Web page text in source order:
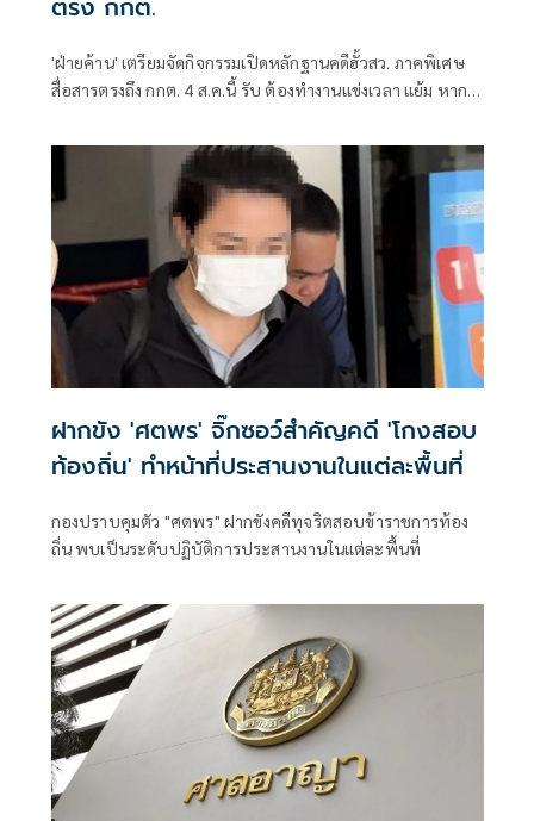
ตรง กกต.
'ฝ่ายค้าน' เตรียมจัดกิจกรรมเปิดหลักฐานคดีฮั้วสว. ภาคพิเศษ
สื่อสารตรงถึง กกต. 4 ส.ค.นี้ รับ ต้องทำงานแข่งเวลา แย้ม หาก
การปฏิบัติหน้าที่หรือไม่
ฝากขัง 'ศตพร' จิ๊กซอว์สำคัญคดี 'โกงสอบ
ท้องถิ่น' ทำหน้าที่ประสานงานในแต่ละพื้นที่
กองปราบคุมตัว "ศตพร" ฝากขังคดีทุจริตสอบข้าราชการท้อง
ถิ่น พบเป็นระดับปฏิบัติการประสานงานในแต่ละพื้นที่